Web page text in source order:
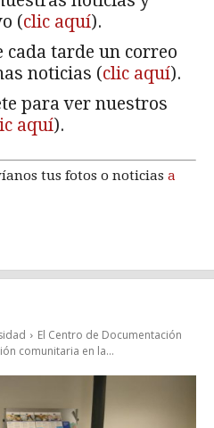
(clic aquí).
cada tarde un correo
noticias (clic aquí).
para ver nuestros
aquí).
tus fotos o noticias a